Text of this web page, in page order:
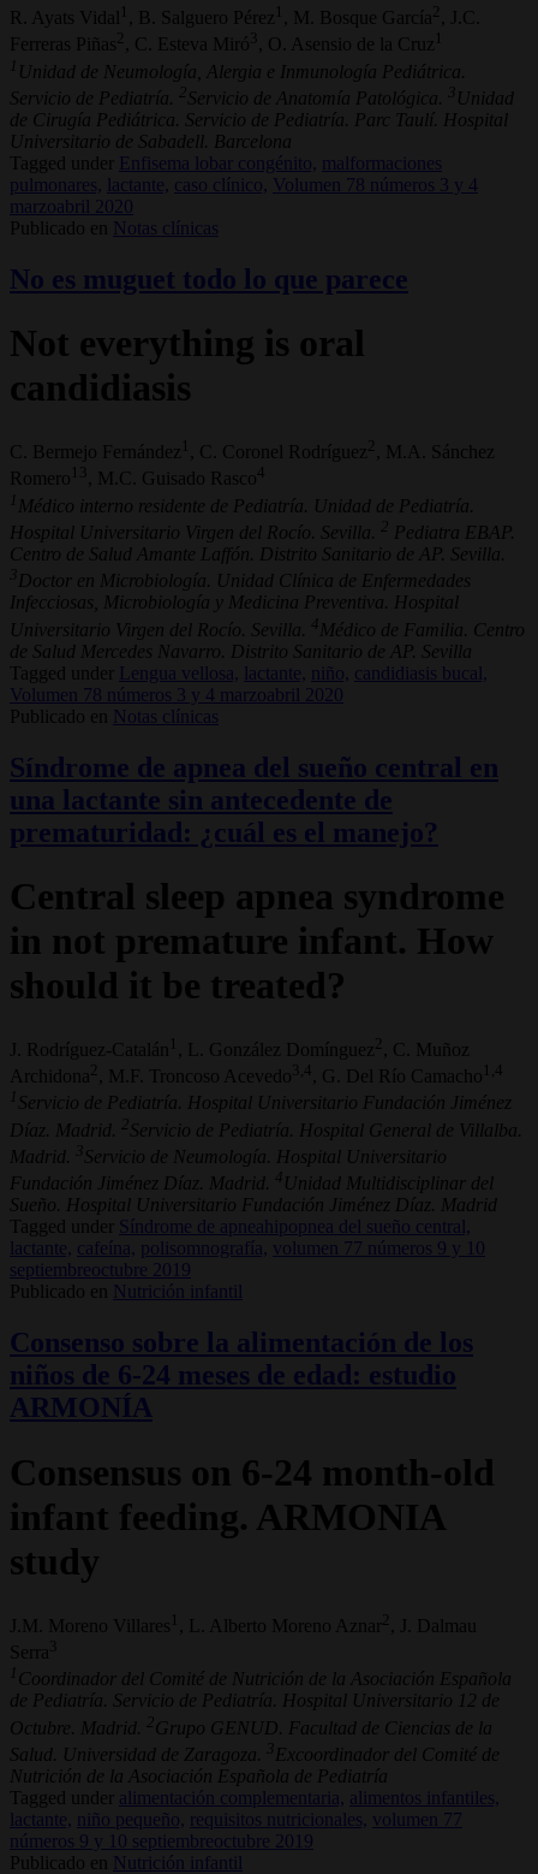
R. Ayats Vidal 1 , B. Salguero Pérez 1 , M. Bosque García
, J.C.
Ferreras Piñas
, C. Esteva Miró 3 , O. Asensio de la Cruz 1
1 Unidad de Neumología, Alergia e Inmunología Pediátrica.
Servicio de Pediatría.
2 Servicio de Anatomía Patológica. 3 Unidad
de Cirugía Pediátrica. Servicio de Pediatría. Parc Taulí. Hospital
Universitario de Sabadell. Barcelona
Tagged under
Enfisema lobar congénito,
malformaciones
pulmonares,
lactante, caso clínico,
Volumen 78 números 3 y 4
marzoabril 2020
Publicado en
Notas clínicas
No es muguet todo lo que parece
Not everything is oral
candidiasis
C. Bermejo Fernández 1 , C. Coronel Rodríguez
, M.A. Sánchez
Romero 13 , M.C. Guisado Rasco4
1 Médico interno residente de Pediatría. Unidad de Pediatría.
Hospital Universitario Virgen del Rocío. Sevilla.
2 Pediatra EBAP.
Centro de Salud Amante Laffón. Distrito Sanitario de AP. Sevilla.
3 Doctor en Microbiología. Unidad Clínica de Enfermedades
Infecciosas, Microbiología y Medicina Preventiva. Hospital
Universitario Virgen del Rocío. Sevilla.
4 Médico de Familia. Centro
de Salud Mercedes Navarro. Distrito Sanitario de AP. Sevilla
Tagged under
Lengua vellosa, lactante, niño, candidiasis bucal,
Volumen 78 números 3 y 4 marzoabril 2020
Publicado en
Notas clínicas
Síndrome de apnea del sueño central en
una lactante sin antecedente de
prematuridad: ¿cuál es el manejo?
Central sleep apnea syndrome
in not premature infant. How
should it be treated?
J. Rodríguez-Catalán 1 , L. González Domínguez
, C. Muñoz
Archidona
, M.F. Troncoso Acevedo 3,4 , G. Del Río Camacho 1,4
1 Servicio de Pediatría. Hospital Universitario Fundación Jiménez
Díaz. Madrid.
2 Servicio de Pediatría. Hospital General de Villalba.
Madrid.
3 Servicio de Neumología. Hospital Universitario
Fundación Jiménez Díaz. Madrid.
4
Unidad Multidisciplinar del
Sueño. Hospital Universitario Fundación Jiménez Díaz. Madrid
Tagged under
Síndrome de apneahipopnea del sueño central,
lactante, cafeína, polisomnografía, volumen 77 números 9 y 10
septiembreoctubre 2019
Publicado en Nutrición infantil
Consenso sobre la alimentación de los
niños de 6-24 meses de edad: estudio
ARMONÍA
Consensus on 6-24 month-old
infant feeding. ARMONIA
study
J.M. Moreno Villares 1 , L. Alberto Moreno Aznar
, J. Dalmau
Serra 3
1 Coordinador del Comité de Nutrición de la Asociación Española
de Pediatría. Servicio de Pediatría. Hospital Universitario 12 de
Octubre. Madrid.
2Grupo GENUD. Facultad de Ciencias de la
Salud. Universidad de Zaragoza.
3 Excoordinador del Comité de
Nutrición de la Asociación Española de Pediatría
Tagged under
alimentación complementaria, alimentos infantiles,
lactante,
niño pequeño, requisitos nutricionales, volumen 77
números 9 y 10 septiembreoctubre 2019
Publicado en
Nutrición infantil